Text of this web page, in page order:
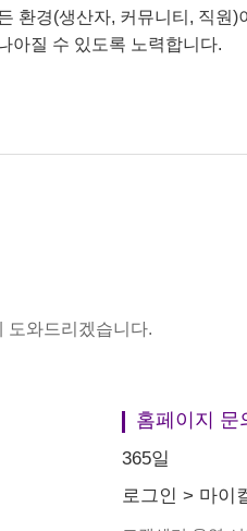
환경(생산자, 커뮤니티, 직원)이
아질 수 있도록 노력합니다.
도와드리겠습니다.
홈페이지 문
365일
로그인 > 마이